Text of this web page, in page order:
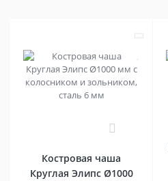
Костровая чаша
Круглая Элипс Ø1000